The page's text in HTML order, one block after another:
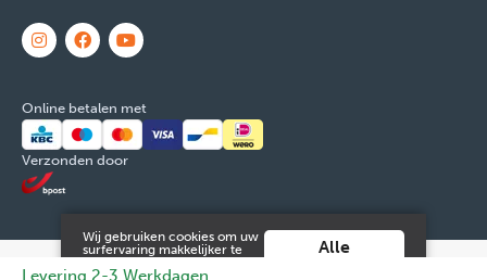
Levering 2-3 Werkdagen
Online betalen met
Verzonden door
© 2026 FOX & Cie Ondernemingsnr: 0551.965.335
Wij gebruiken cookies om uw
surfervaring makkelijker te
te maken van deze website ga
Alle